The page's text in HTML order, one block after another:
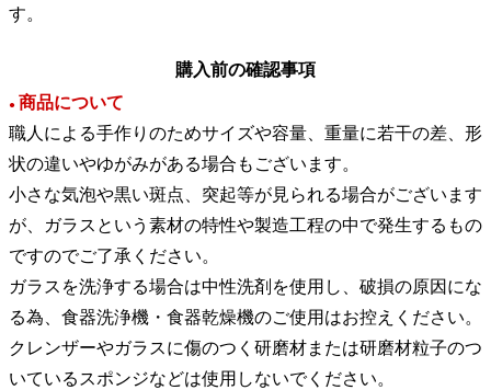
す。
購入前の確認事項
● 商品について
職人による手作りのためサイズや容量、重量に若干の差、形
状の違いやゆがみがある場合もございます。
小さな気泡や黒い斑点、突起等が見られる場合がございます
が、ガラスという素材の特性や製造工程の中で発生するもの
ですのでご了承ください。
ガラスを洗浄する場合は中性洗剤を使用し、破損の原因にな
る為、食器洗浄機・食器乾燥機のご使用はお控えください。
クレンザーやガラスに傷のつく研磨材または研磨材粒子のつ
いているスポンジなどは使用しないでください。